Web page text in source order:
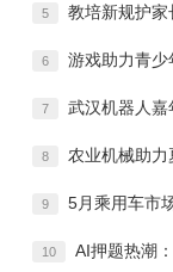
5 教培新规护
6 游戏助力青少
7 武汉机器人
8 农业机械助
9 5月乘用车市
10 AI押题热潮